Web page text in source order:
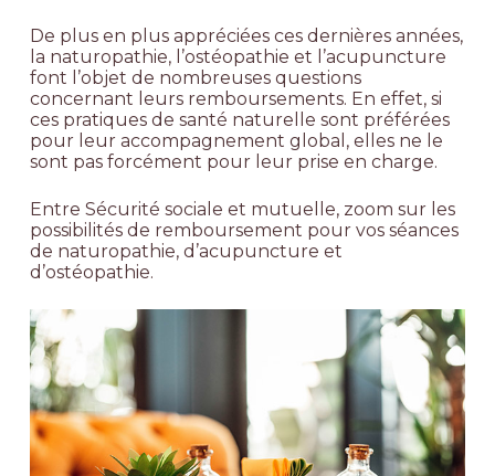
De plus en plus appréciées ces dernières années,
la naturopathie, l’ostéopathie et l’acupuncture
font l’objet de nombreuses questions
concernant leurs remboursements. En effet, si
ces pratiques de santé naturelle sont préférées
pour leur accompagnement global, elles ne le
sont pas forcément pour leur prise en charge.
Entre Sécurité sociale et mutuelle, zoom sur les
possibilités de remboursement pour vos séances
de naturopathie, d’acupuncture et
d’ostéopathie.